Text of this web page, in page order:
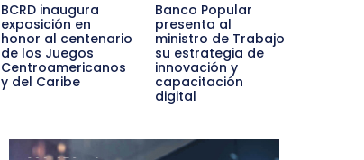
BCRD inaugura
exposición en
honor al centenario
de los Juegos
Centroamericanos
y del Caribe
Banco Popular
presenta al
ministro de Trabajo
su estrategia de
innovación y
capacitación
digital